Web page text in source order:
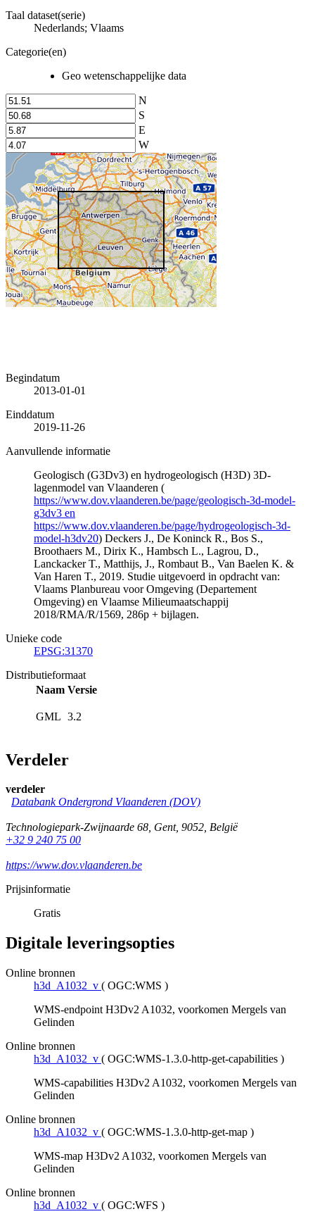
Taal dataset(serie)
Nederlands; Vlaams
Categorie(en)
Geo wetenschappelijke data
N
S
E
W
Begindatum
2013-01-01
Einddatum
2019-11-26
Aanvullende informatie
Geologisch (G3Dv3) en hydrogeologisch (H3D) 3D-
lagenmodel van Vlaanderen (
https://www.dov.vlaanderen.be/page/geologisch-3d-model-
g3dv3 en
https://www.dov.vlaanderen.be/page/hydrogeologisch-3d-
model-h3dv20) Deckers J., De Koninck R., Bos S.,
Broothaers M., Dirix K., Hambsch L., Lagrou, D.,
Lanckacker T., Matthijs, J., Rombaut B., Van Baelen K. &
Van Haren T., 2019. Studie uitgevoerd in opdracht van:
Vlaams Planbureau voor Omgeving (Departement
Omgeving) en Vlaamse Milieumaatschappij
2018/RMA/R/1569, 286p + bijlagen.
Unieke code
EPSG:31370
Distributieformaat
Naam Versie
GML 3.2
Verdeler
verdeler
Databank Ondergrond Vlaanderen (DOV)
Technologiepark-Zwijnaarde 68, Gent, 9052, België
+32 9 240 75 00
https://www.dov.vlaanderen.be
Prijsinformatie
Gratis
Digitale leveringsopties
Online bronnen
h3d_A1032_v ( OGC:WMS )
WMS-endpoint H3Dv2 A1032, voorkomen Mergels van
Gelinden
Online bronnen
h3d_A1032_v ( OGC:WMS-1.3.0-http-get-capabilities )
WMS-capabilities H3Dv2 A1032, voorkomen Mergels van
Gelinden
Online bronnen
h3d_A1032_v ( OGC:WMS-1.3.0-http-get-map )
WMS-map H3Dv2 A1032, voorkomen Mergels van
Gelinden
Online bronnen
h3d_A1032_v ( OGC:WFS )